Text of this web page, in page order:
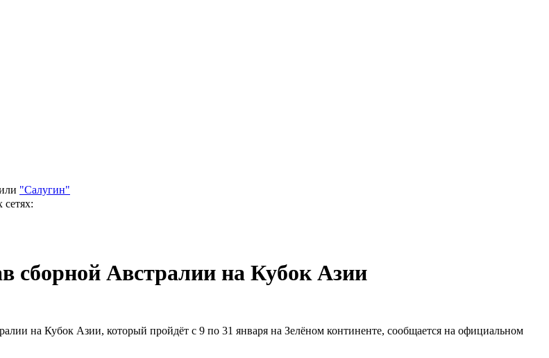
"Салугин"
сборной Австралии на Кубок Азии
на Кубок Азии, который пройдёт с 9 по 31 января на Зелёном континенте, сообщается на официальном